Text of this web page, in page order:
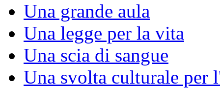
Una grande aula
Una legge per la vita
Una scia di sangue
Una svolta culturale per